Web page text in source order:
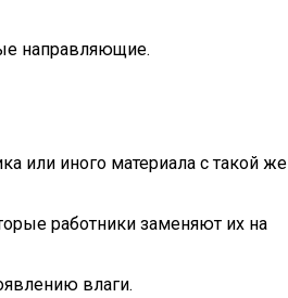
направляющие.
или иного материала с такой же
работники заменяют их на
влаги.